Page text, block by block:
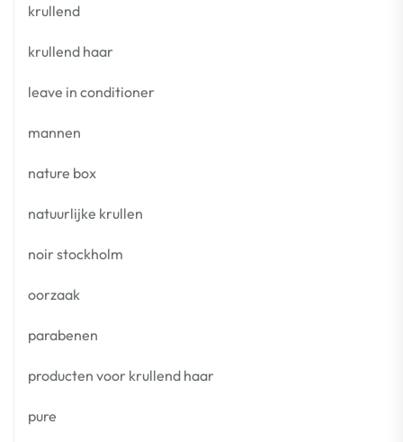
krullend
krullend haar
leave in conditioner
mannen
nature box
natuurlijke krullen
noir stockholm
oorzaak
parabenen
producten voor krullend haar
pure